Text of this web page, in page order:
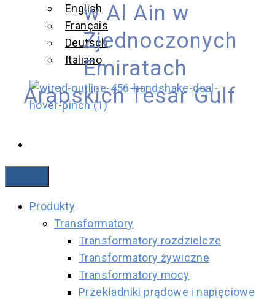
English
Français
Deutsch
Italiano
Produkty
Transformatory
Transformatory rozdzielcze
Transformatory żywiczne
Transformatory mocy
Przekładniki prądowe i napięciowe
w Al Ain w
Zjednoczonych
Emiratach
Arabskich Tesar Gulf